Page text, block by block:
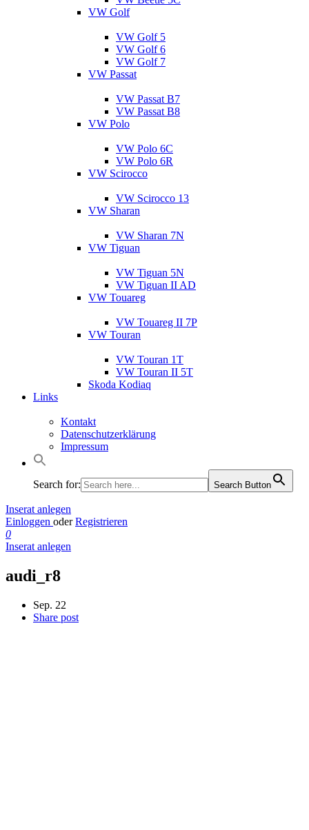
VW Golf
VW Golf 5
VW Golf 6
VW Golf 7
VW Passat
VW Passat B7
VW Passat B8
VW Polo
VW Polo 6C
VW Polo 6R
VW Scirocco
VW Scirocco 13
VW Sharan
VW Sharan 7N
VW Tiguan
VW Tiguan 5N
VW Tiguan II AD
VW Touareg
VW Touareg II 7P
VW Touran
VW Touran 1T
VW Touran II 5T
Skoda Kodiaq
Links
Kontakt
Datenschutzerklärung
Impressum
Search for: Search Button
Inserat anlegen
Einloggen oder Registrieren
0
Inserat anlegen
audi_r8
Sep. 22
Share post